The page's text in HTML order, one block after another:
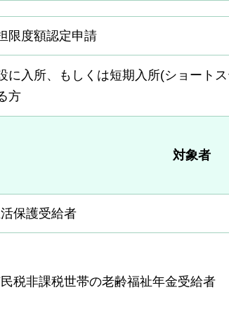
限度額認定申請
に入所、もしくは短期入所(ショート
方
対象者
保護受給者
税非課税世帯の老齢福祉年金受給者